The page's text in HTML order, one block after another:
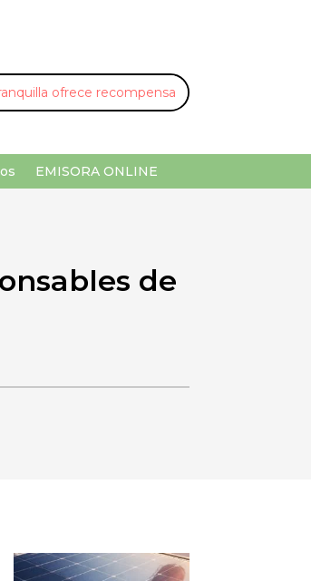
por palabra clave!
EMISORA ONLINE
de